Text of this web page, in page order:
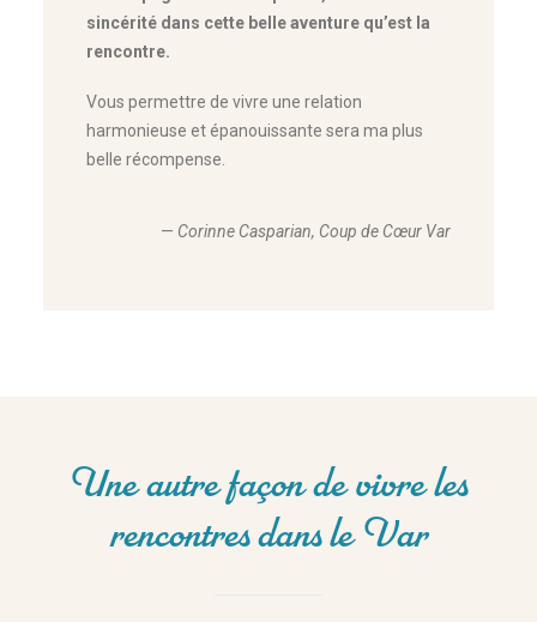
sincérité dans cette belle aventure qu’est la
rencontre.
Vous permettre de vivre une relation
harmonieuse et épanouissante sera ma plus
belle récompense.
— Corinne Casparian, Coup de Cœur Var
Une autre façon de vivre les
rencontres dans le Var